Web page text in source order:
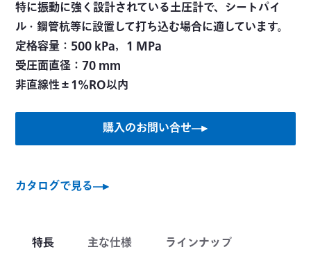
特に振動に強く設計されている土圧計で、シートパイ
ル・鋼管杭等に設置して打ち込む場合に適しています。
定格容量：500 kPa，1 MPa
受圧面直径：70 mm
非直線性±1%RO以内
購入のお問い合せ
カタログで見る
特長 主な仕様 ラインナップ